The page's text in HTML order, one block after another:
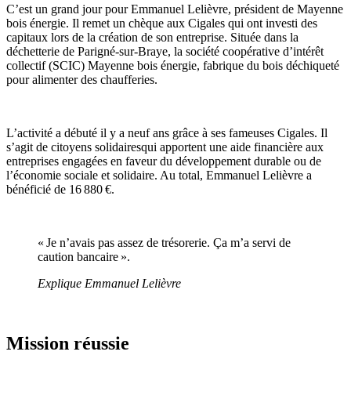
C’est un grand jour pour Emmanuel Lelièvre, président de Mayenne
bois énergie. Il remet un chèque aux Cigales qui ont investi des
capitaux lors de la création de son entreprise. Située dans la
déchetterie de Parigné-sur-Braye, la société coopérative d’intérêt
collectif (SCIC) Mayenne bois énergie, fabrique du bois déchiqueté
pour alimenter des chaufferies.
L’activité a débuté il y a neuf ans grâce à ses fameuses Cigales. Il
s’agit de citoyens solidairesqui apportent une aide financière aux
entreprises engagées en faveur du développement durable ou de
l’économie sociale et solidaire. Au total, Emmanuel Lelièvre a
bénéficié de 16 880 €.
« Je n’avais pas assez de trésorerie. Ça m’a servi de
caution bancaire ».
Explique Emmanuel Lelièvre
Mission réussie